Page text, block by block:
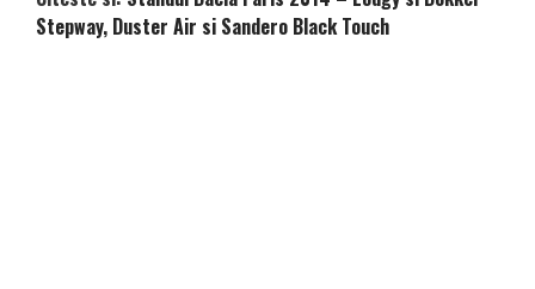
Stepway, Duster Air si Sandero Black Touch